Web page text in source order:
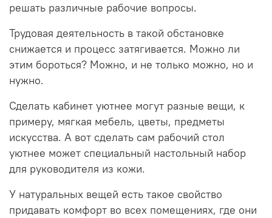
решать различные рабочие вопросы.
Трудовая деятельность в такой обстановке
снижается и процесс затягивается. Можно ли
этим бороться? Можно, и не только можно, но и
нужно.
Сделать кабинет уютнее могут разные вещи, к
примеру, мягкая мебель, цветы, предметы
искусства. А вот сделать сам рабочий стол
уютнее может специальный настольный набор
для руководитeля из кожи.
У натуральных вещей есть такое свойство
придавать комфорт во всех помещениях, где они